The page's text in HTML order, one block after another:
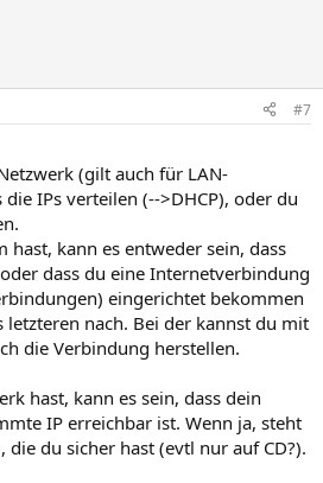
#7
(gilt auch für LAN-
IPs verteilen (-->DHCP), oder du
hast, kann es entweder sein, dass
dass du eine Internetverbindung
eingerichtet bekommen
letzteren nach. Bei der kannst du mit
die Verbindung herstellen.
hast, kann es sein, dass dein
IP erreichbar ist. Wenn ja, steht
du sicher hast (evtl nur auf CD?).